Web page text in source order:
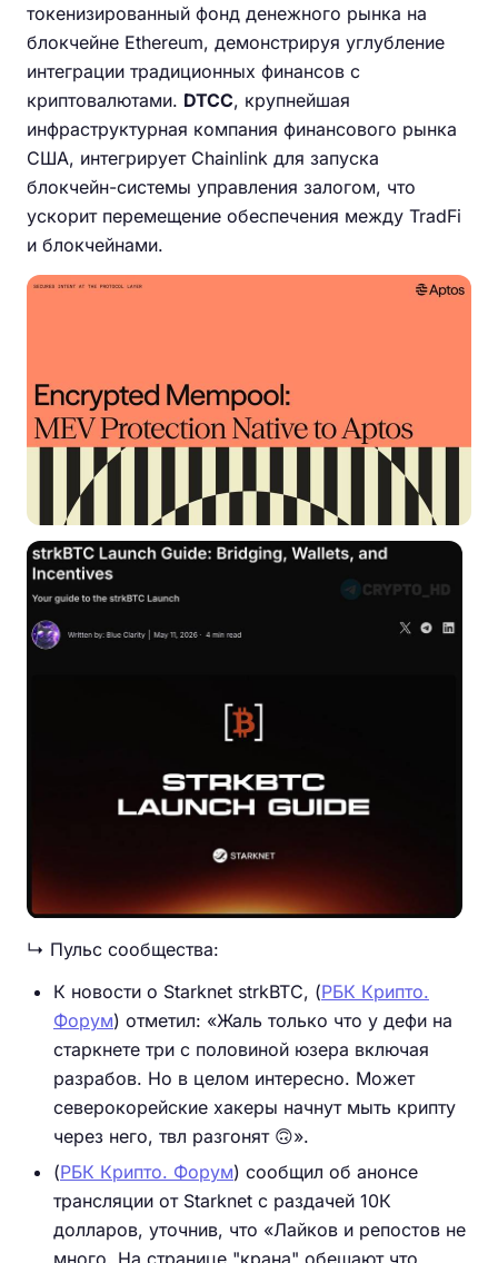
токенизированный фонд денежного рынка на
блокчейне Ethereum, демонстрируя углубление
интеграции традиционных финансов с
криптовалютами. DTCC, крупнейшая
инфраструктурная компания финансового рынка
США, интегрирует Chainlink для запуска
блокчейн-системы управления залогом, что
ускорит перемещение обеспечения между TradFi
и блокчейнами.
↳ Пульс сообщества:
К новости о Starknet strkBTC, (РБК Крипто.
Форум) отметил: «Жаль только что у дефи на
старкнете три с половиной юзeра включая
разрабов. Но в целом интересно. Может
северокорейские хaкеры начнут мыть кpипту
через него, твл рaзгонят 🙃».
(РБК Крипто. Форум) сообщил об анонсе
трансляции от Starknet с раздачей 10К
долларов, уточнив, что «Лайков и репостов не
много. На странице "крана" обещают что